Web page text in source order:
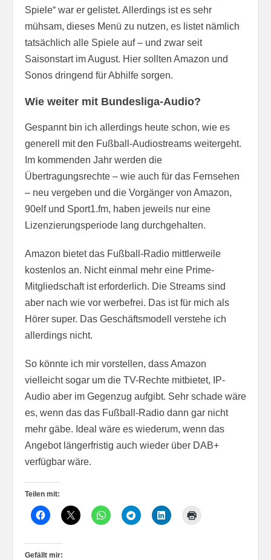
Spiele“ war er gelistet. Allerdings ist es sehr
mühsam, dieses Menü zu nutzen, es listet nämlich
tatsächlich alle Spiele auf – und zwar seit
Saisonstart im August. Hier sollten Amazon und
Sonos dringend für Abhilfe sorgen.
Wie weiter mit Bundesliga-Audio?
Gespannt bin ich allerdings heute schon, wie es
generell mit den Fußball-Audiostreams weitergeht.
Im kommenden Jahr werden die
Übertragungsrechte – wie auch für das Fernsehen
– neu vergeben und die Vorgänger von Amazon,
90elf und Sport1.fm, haben jeweils nur eine
Lizenzierungsperiode lang durchgehalten.
Amazon bietet das Fußball-Radio mittlerweile
kostenlos an. Nicht einmal mehr eine Prime-
Mitgliedschaft ist erforderlich. Die Streams sind
aber nach wie vor werbefrei. Das ist für mich als
Hörer super. Das Geschäftsmodell verstehe ich
allerdings nicht.
So könnte ich mir vorstellen, dass Amazon
vielleicht sogar um die TV-Rechte mitbietet, IP-
Audio aber im Gegenzug aufgibt. Sehr schade wäre
es, wenn das das Fußball-Radio dann gar nicht
mehr gäbe. Ideal wäre es wiederum, wenn das
Angebot längerfristig auch wieder über DAB+
verfügbar wäre.
Teilen mit:
Gefällt mir: